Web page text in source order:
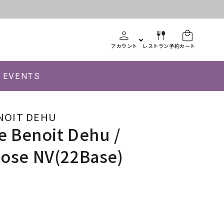
アカウント レストラン予約カート
EVENTS
DEHU
Benoit Dehu /
NV(22Base)